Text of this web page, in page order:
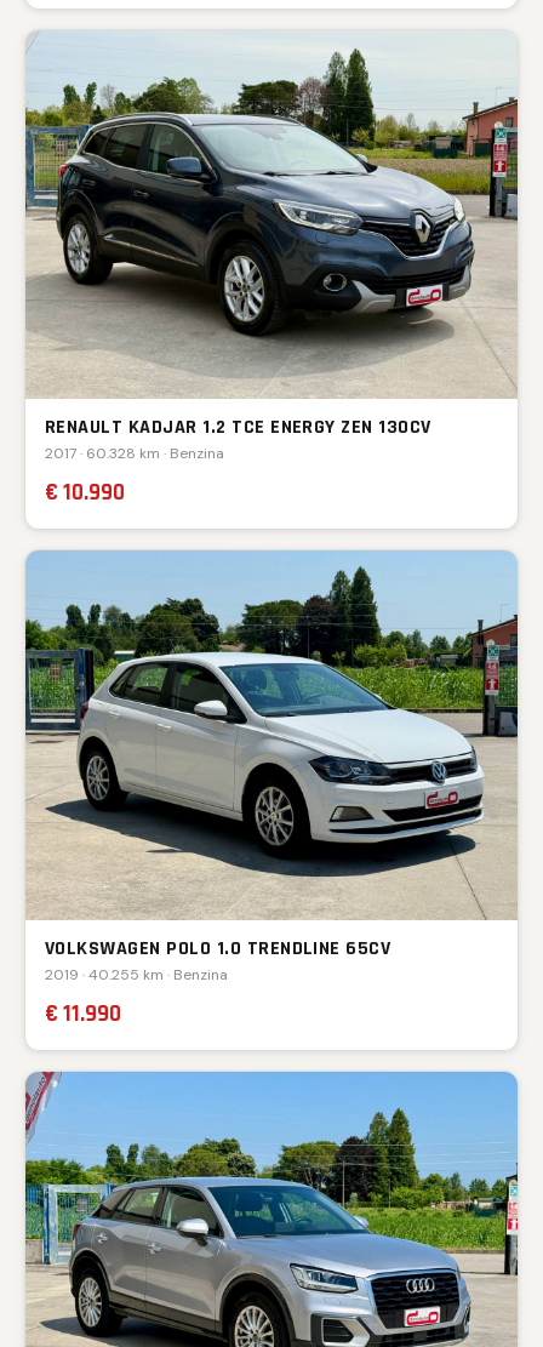
RENAULT KADJAR 1.2 TCE ENERGY ZEN 130CV
2017 · 60.328 km · Benzina
€ 10.990
VOLKSWAGEN POLO 1.0 TRENDLINE 65CV
2019 · 40.255 km · Benzina
€ 11.990